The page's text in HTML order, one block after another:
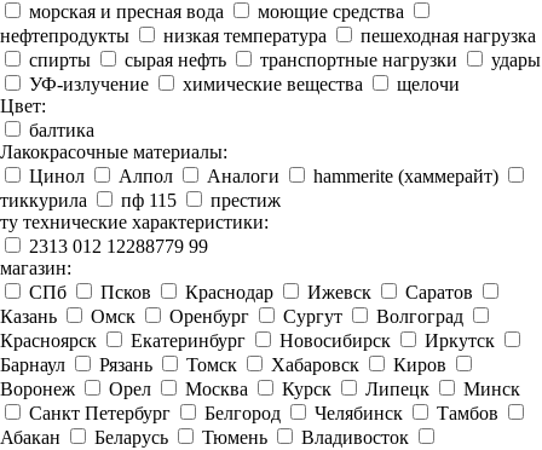
морская и пресная вода
моющие средства
нефтепродукты
низкая температура
пешеходная нагрузка
спирты
сырая нефть транспортные нагрузки
удары
УФ-излучение
химические вещества
щелочи
Цвет:
балтика
Лакокрасочные материалы:
Цинол
Алпол Аналоги
hammerite (хаммерайт)
тиккурила
пф 115
престиж
ту технические характеристики:
2313 012 12288779 99
магазин:
СПб
Псков Краснодар Ижевск
Саратов
Казань
Омск Оренбург Сургут
Волгоград
Красноярск
Екатеринбург Новосибирск
Иркутск
Барнаул
Рязань Томск Хабаровск
Киров
Воронеж
Орел Москва Курск Липецк
Минск
Санкт Петербург
Белгород Челябинск
Тамбов
Абакан
Беларусь Тюмень
Владивосток